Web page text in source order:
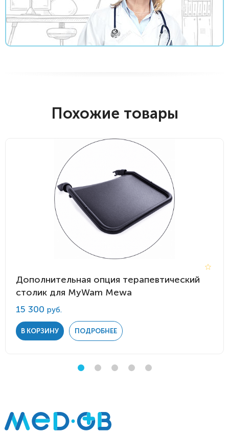
Похожие товары
Дополнительная опция терапевтический
столик для MyWam Mewa
15 300 руб.
В КОРЗИНУ ПОДРОБНЕЕ